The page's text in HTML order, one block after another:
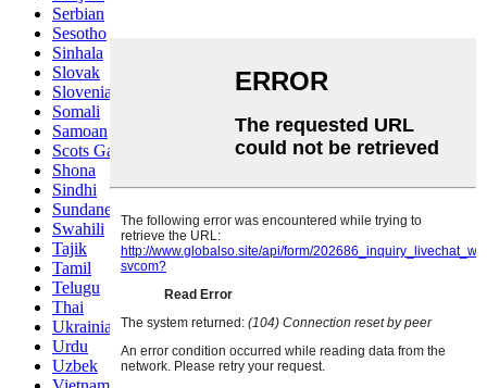
Serbian
Sesotho
Sinhala
Slovak
Slovenian
Somali
Samoan
Scots Gaelic
Shona
Sindhi
Sundanese
Swahili
Tajik
Tamil
Telugu
Thai
Ukrainian
Urdu
Uzbek